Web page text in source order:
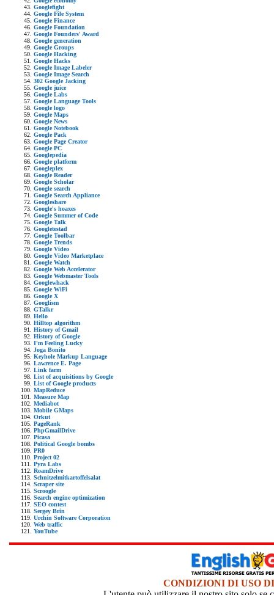
Googlefight
Google File System
Google Finance
Google Foundation
Google Founders' Award
Google generation
Google Groups
Google Hacking
Google Hacks
Google Image Labeler
Google Image Search
302 Google Jacking
Google juice
Google Labs
Google Language Tools
Google logo
Google Maps
Google News
Google Notebook
Google Pack
Google Page Creator
Google PC
Googlepedia
Google platform
Googleplex
Google Reader
Google Scholar
Google search
Google Search Appliance
Googleshare
Google's hoaxes
Google Summer of Code
Google Talk
Googletestad
Google Toolbar
Google Trends
Google Video
Google Video Marketplace
Google Watch
Google Web Accelerator
Google Webmaster Tools
Googlewhack
Google WiFi
Google X
Googlism
GTalkr
Hello
Hilltop algorithm
History of Gmail
History of Google
I'm Feeling Lucky
Joga Bonito
Keyhole Markup Language
Lawrence E. Page
Link farm
List of acquisitions by Google
List of Google products
MapReduce
Measure Map
Mediabot
Mobile GMaps
Orkut
PageRank
PhpGmailDrive
Picasa
Political Google bombs
PR0
Project 02
Pyra Labs
RoamDrive
Schnitzelmitkartoffelsalat
Scraper site
Scroogle
Search engine optimization
SEO contest
Sergey Brin
Urchin Software Corporation
Web traffic
YouTube
CONDIZIONI DI USO